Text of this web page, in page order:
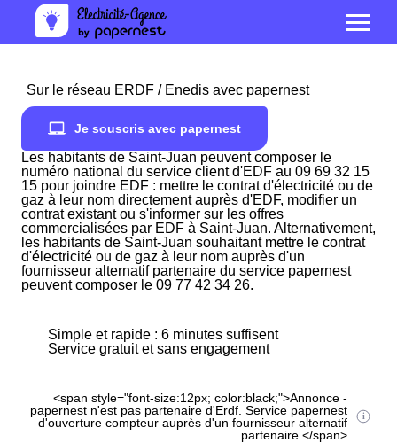
Sur le réseau ERDF / Enedis avec papernest
Je souscris avec papernest
Les habitants de Saint-Juan peuvent composer le
numéro national du service client d'EDF au 09 69 32 15
15 pour joindre EDF : mettre le contrat d'électricité ou de
gaz à leur nom directement auprès d'EDF, modifier un
contrat existant ou s'informer sur les offres
commercialisées par EDF à Saint-Juan. Alternativement,
les habitants de Saint-Juan souhaitant mettre le contrat
d'électricité ou de gaz à leur nom auprès d'un
fournisseur alternatif partenaire du service papernest
peuvent composer le 09 77 42 34 26.
Simple et rapide : 6 minutes suffisent
Service gratuit et sans engagement
<span style="font-size:12px; color:black;">Annonce -
papernest n'est pas partenaire d'Erdf. Service papernest
d'ouverture compteur auprès d'un fournisseur alternatif
partenaire.</span>